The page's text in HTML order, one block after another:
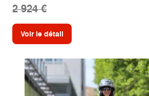
2 924 €
Voir le détail